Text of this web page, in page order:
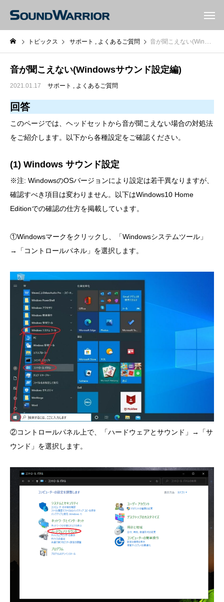
トピックス サポート よくあるご質問 音が聞こえない(Windowsサウンド設定編)
音が聞こえない(Windowsサウンド設定編)
2021.01.17 サポート よくあるご質問
回答
このページでは、ヘッドセットから音が聞こえない場合の対処法
をご紹介します。以下から各種設定をご確認ください。
(1) Windows サウンド設定
※注: WindowsのOSバージョンにより設定は若干異なりますが、
確認すべき項目は変わりません。以下はWindows10 Home
Editionでの確認の仕方を掲載しています。
①Windowsマークをクリックし、「Windowsシステムツール」
→「コントロールパネル」を選択します。
②コントロールパネル上で、「ハードウェアとサウンド」→「サ
ウンド」を選択します。